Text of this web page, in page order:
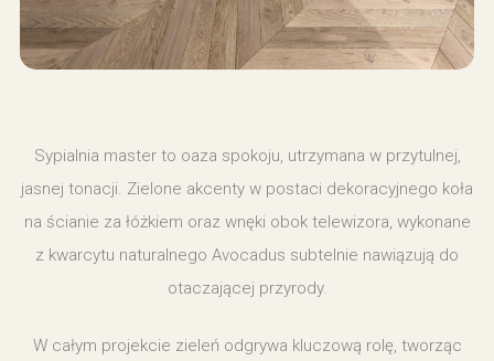
Sypialnia master to oaza spokoju, utrzymana w przytulnej,
jasnej tonacji. Zielone akcenty w postaci dekoracyjnego koła
na ścianie za łóżkiem oraz wnęki obok telewizora, wykonane
z kwarcytu naturalnego Avocadus subtelnie nawiązują do
otaczającej przyrody.
W całym projekcie zieleń odgrywa kluczową rolę, tworząc